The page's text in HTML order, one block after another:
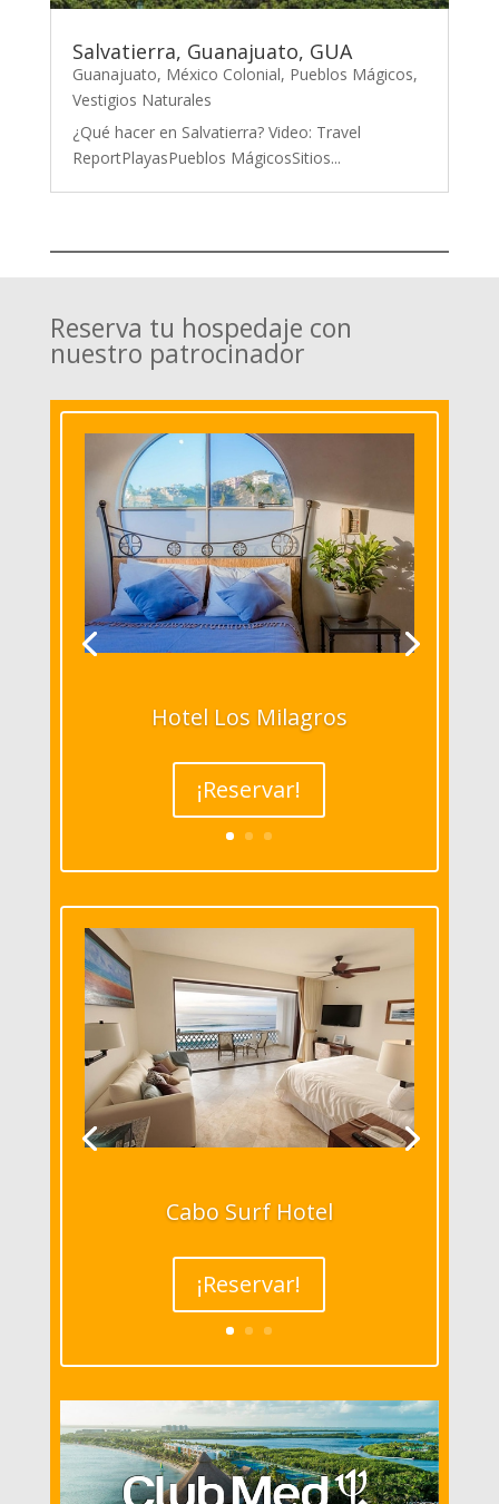
Salvatierra, Guanajuato, GUA
Guanajuato, México Colonial, Pueblos Mágicos,
Vestigios Naturales
¿Qué hacer en Salvatierra? Video: Travel
ReportPlayasPueblos MágicosSitios...
Reserva tu hospedaje con
nuestro patrocinador
Hotel Los Milagros
¡Reservar!
Cabo Surf Hotel
¡Reservar!